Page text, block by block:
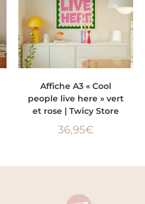
Affiche A3 « Cool
people live here » vert
et rose | Twicy Store
36,95€